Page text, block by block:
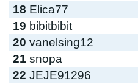
18 Elica77
19 bibitbibit
20 vanelsing12
21 snopa
22 JEJE91296